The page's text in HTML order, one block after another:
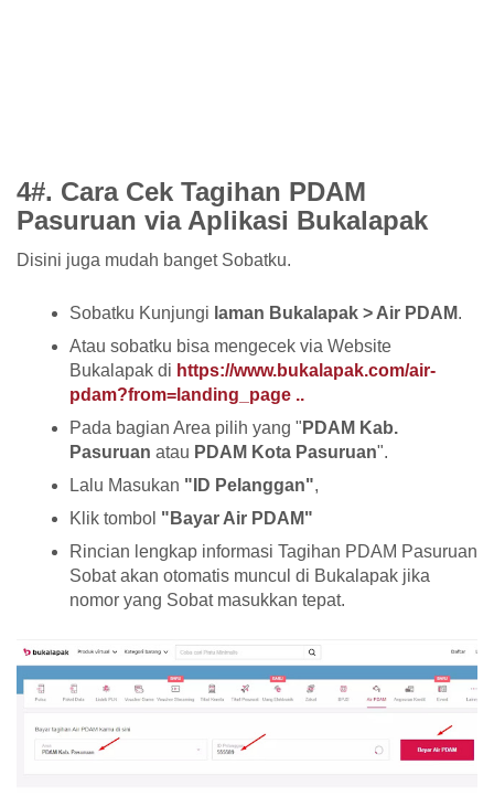
4#. Cara Cek Tagihan PDAM
Pasuruan via Aplikasi Bukalapak
Disini juga mudah banget Sobatku.
Sobatku Kunjungi laman Bukalapak > Air PDAM.
Atau sobatku bisa mengecek via Website
Bukalapak di https://www.bukalapak.com/air-
pdam?from=landing_page ..
Pada bagian Area pilih yang " PDAM Kab.
Pasuruan atau PDAM Kota Pasuruan".
Lalu Masukan "ID Pelanggan",
Klik tombol "Bayar Air PDAM"
Rincian lengkap informasi Tagihan PDAM Pasuruan
Sobat akan otomatis muncul di Bukalapak jika
nomor yang Sobat masukkan tepat.